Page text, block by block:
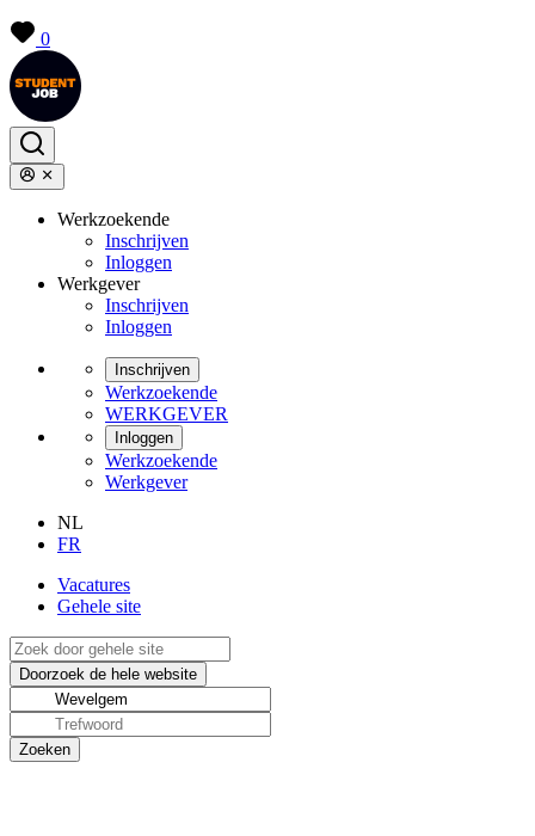
0
Werkzoekende
Inschrijven
Inloggen
Werkgever
Inschrijven
Inloggen
Inschrijven
Werkzoekende
WERKGEVER
Inloggen
Werkzoekende
Werkgever
NL
FR
Vacatures
Gehele site